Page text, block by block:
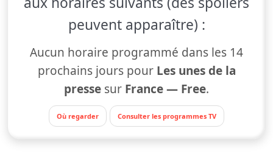
peuvent apparaître) :
Aucun horaire programmé dans les 14
prochains jours pour Les unes de la
presse sur France — Free.
Où regarder Consulter les programmes TV